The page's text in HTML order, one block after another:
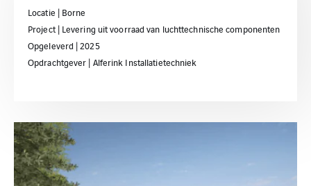
Locatie | Borne
Project | Levering uit voorraad van luchttechnische componenten
Opgeleverd | 2025
Opdrachtgever | Alferink Installatietechniek